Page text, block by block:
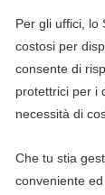
Per gli uffici, lo
costosi per
consente di
protettrici per i
necessità di
Che tu stia
conveniente